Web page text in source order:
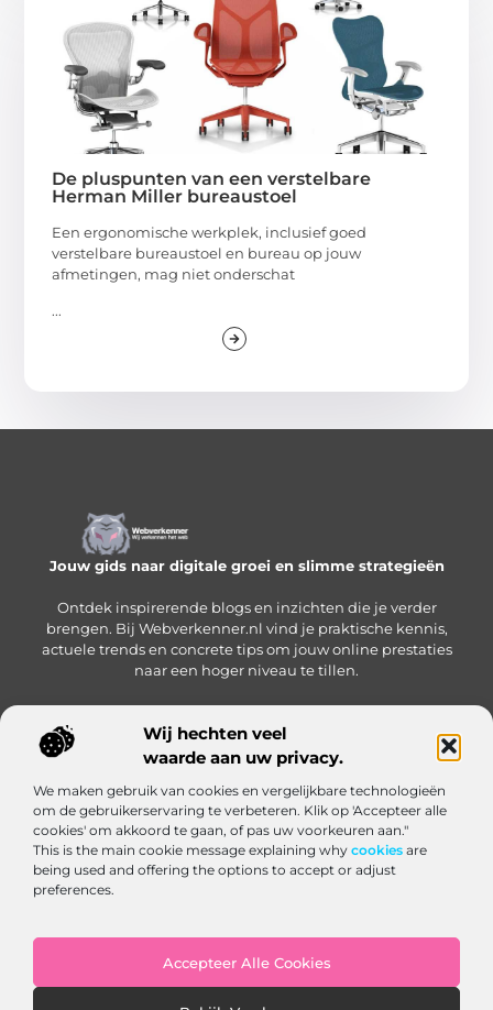
Wij hechten veel
waarde aan uw privacy.
We maken gebruik van cookies en vergelijkbare technologieën
om de gebruikerservaring te verbeteren. Klik op 'Accepteer alle
cookies' om akkoord te gaan, of pas uw voorkeuren aan."
This is the main cookie message explaining why cookies are
being used and offering the options to accept or adjust
preferences.
Accepteer Alle Cookies
De pluspunten van een verstelbare
Herman Miller bureaustoel
Een ergonomische werkplek, inclusief goed
verstelbare bureaustoel en bureau op jouw
afmetingen, mag niet onderschat
...
Jouw gids naar digitale groei en slimme strategieën
Ontdek inspirerende blogs en inzichten die je verder
brengen. Bij Webverkenner.nl vind je praktische kennis,
actuele trends en concrete tips om jouw online prestaties
naar een hoger niveau te tillen.
Onze informatie
Bericht categorie
Website index Cookiebeleid (EU)